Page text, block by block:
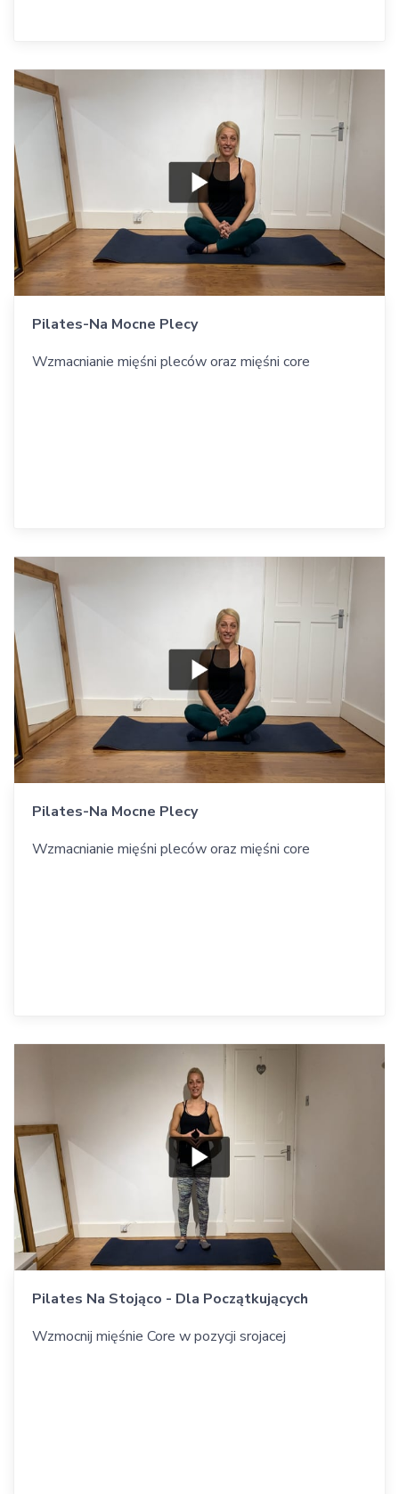
Pilates-Na Mocne Plecy
Wzmacnianie mięśni pleców oraz mięśni core
Pilates-Na Mocne Plecy
Wzmacnianie mięśni pleców oraz mięśni core
Pilates Na Stojąco - Dla Początkujących
Wzmocnij mięśnie Core w pozycji srojacej